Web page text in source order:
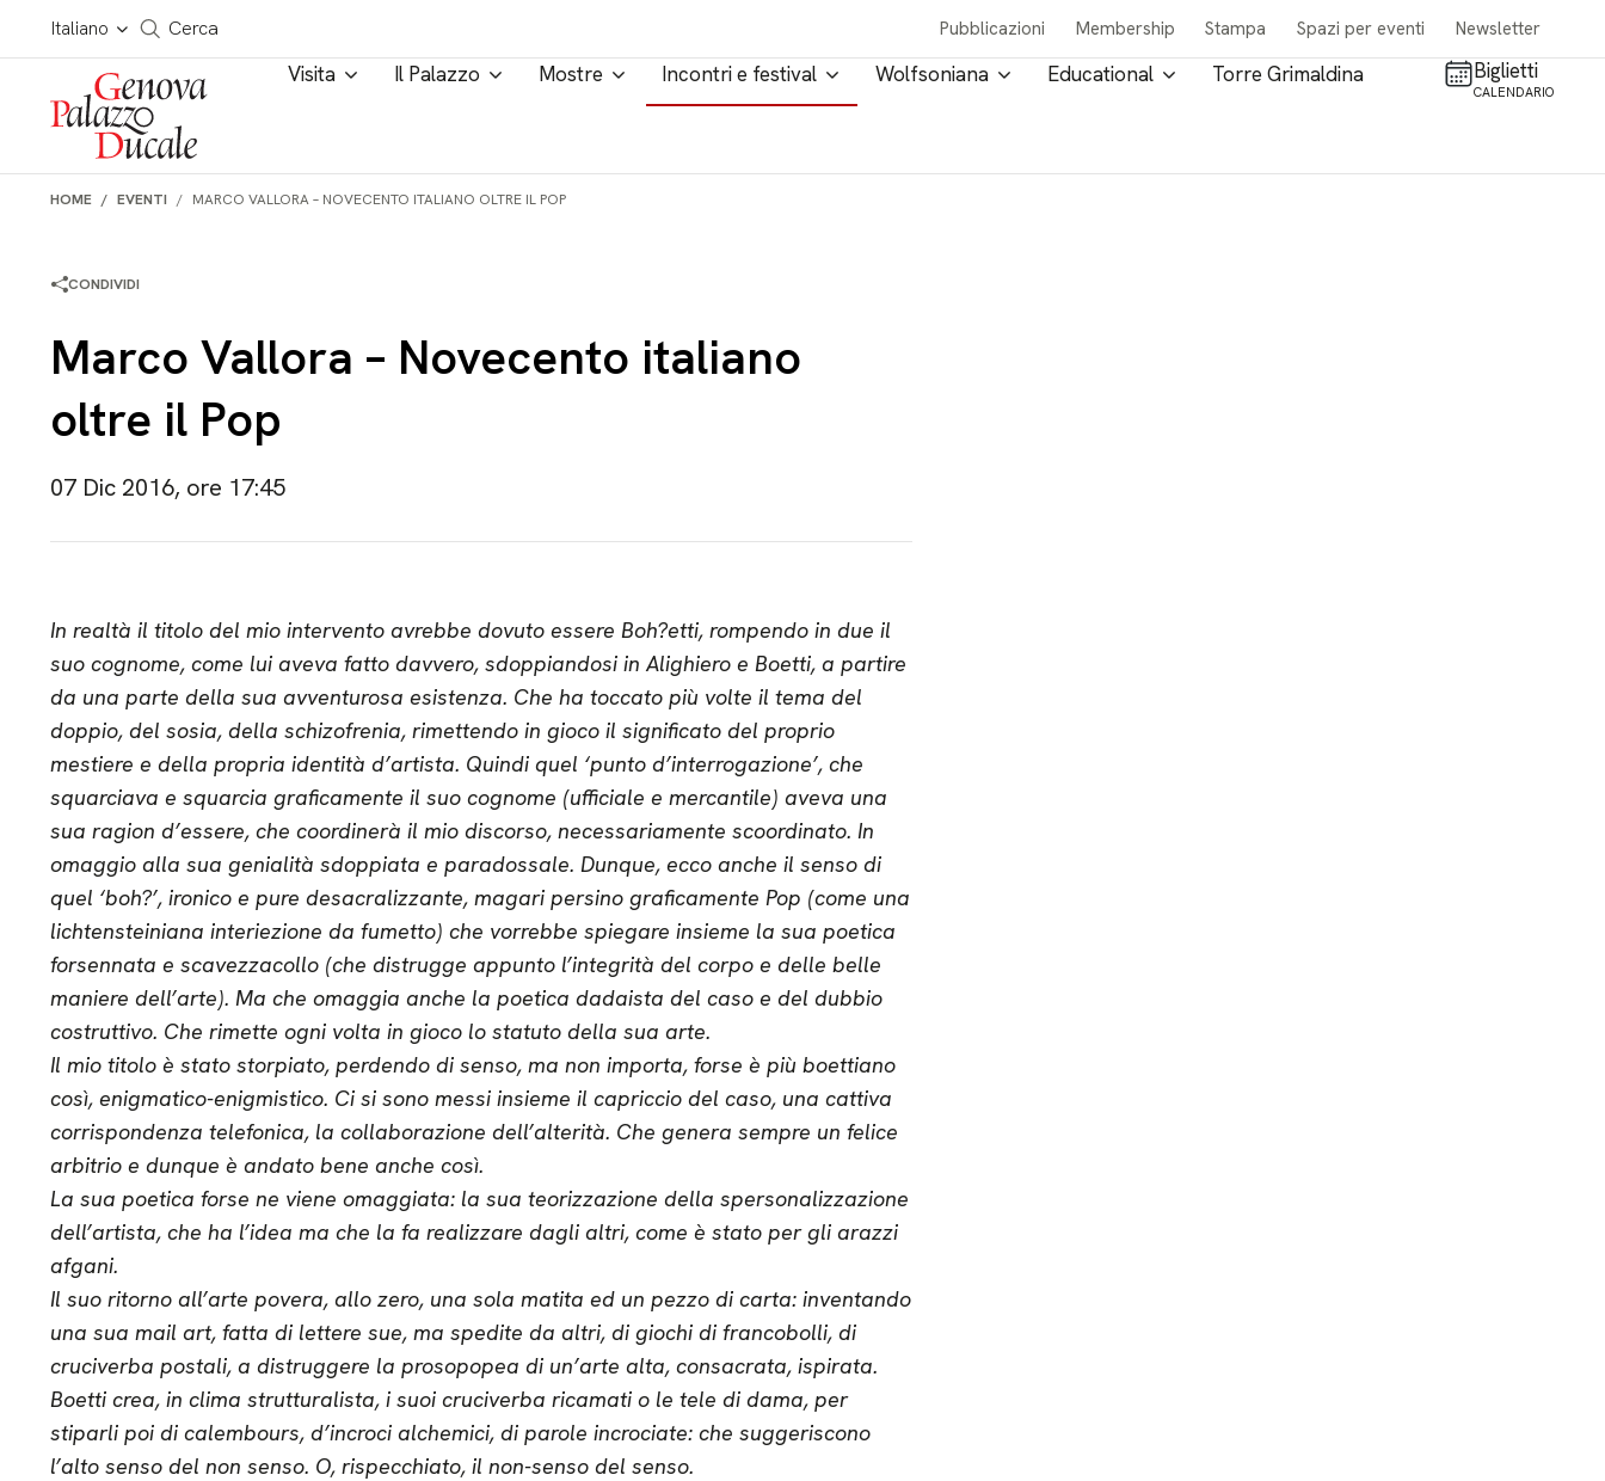
Salta al contenuto
Italiano
Cerca in tutto il sito
Cerca Pubblicazioni Membership Stampa Spazi per eventi Newsletter
Visita Il Palazzo Mostre Incontri e festival Wolfsoniana Educational Torre Grimaldina Biglietti
CALENDARIO
HOME EVENTI MARCO VALLORA – NOVECENTO ITALIANO OLTRE IL POP
CONDIVIDI
Marco Vallora – Novecento italiano
oltre il Pop
07 Dic 2016, ore 17:45
In realtà il titolo del mio intervento avrebbe dovuto essere Boh?etti, rompendo in due il
suo cognome, come lui aveva fatto davvero, sdoppiandosi in Alighiero e Boetti, a partire
da una parte della sua avventurosa esistenza. Che ha toccato più volte il tema del
doppio, del sosia, della schizofrenia, rimettendo in gioco il significato del proprio
mestiere e della propria identità d’artista. Quindi quel ‘punto d’interrogazione’, che
squarciava e squarcia graficamente il suo cognome (ufficiale e mercantile) aveva una
sua ragion d’essere, che coordinerà il mio discorso, necessariamente scoordinato. In
omaggio alla sua genialità sdoppiata e paradossale. Dunque, ecco anche il senso di
quel ‘boh?’, ironico e pure desacralizzante, magari persino graficamente Pop (come una
lichtensteiniana interiezione da fumetto) che vorrebbe spiegare insieme la sua poetica
forsennata e scavezzacollo (che distrugge appunto l’integrità del corpo e delle belle
maniere dell’arte). Ma che omaggia anche la poetica dadaista del caso e del dubbio
costruttivo. Che rimette ogni volta in gioco lo statuto della sua arte.
Il mio titolo è stato storpiato, perdendo di senso, ma non importa, forse è più boettiano
così, enigmatico-enigmistico. Ci si sono messi insieme il capriccio del caso, una cattiva
corrispondenza telefonica, la collaborazione dell’alterità. Che genera sempre un felice
arbitrio e dunque è andato bene anche così.
La sua poetica forse ne viene omaggiata: la sua teorizzazione della spersonalizzazione
dell’artista, che ha l’idea ma che la fa realizzare dagli altri, come è stato per gli arazzi
afgani.
Il suo ritorno all’arte povera, allo zero, una sola matita ed un pezzo di carta: inventando
una sua mail art, fatta di lettere sue, ma spedite da altri, di giochi di francobolli, di
cruciverba postali, a distruggere la prosopopea di un’arte alta, consacrata, ispirata.
Boetti crea, in clima strutturalista, i suoi cruciverba ricamati o le tele di dama, per
stiparli poi di calembours, d’incroci alchemici, di parole incrociate: che suggeriscono
l’alto senso del non senso. O, rispecchiato, il non-senso del senso.